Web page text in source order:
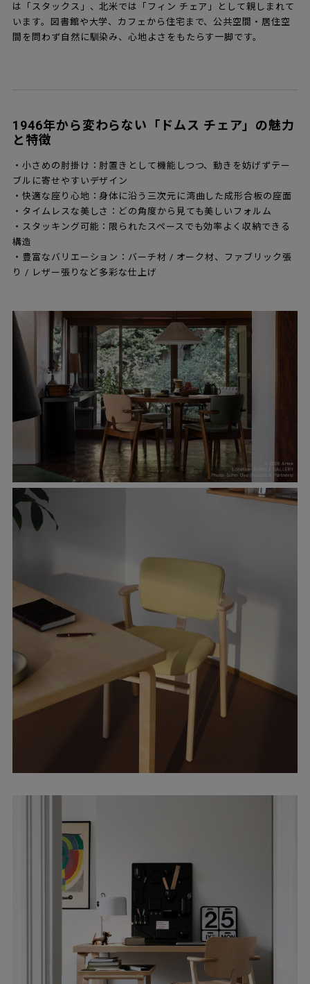
は「スタックス」、北米では「フィン チェア」として親しまれて
います。図書館や大学、カフェから住宅まで、公共空間・居住空
間を問わず自然に馴染み、心地よさをもたらす一脚です。
1946年から変わらない「ドムス チェア」の魅力
と特徴
・小さめの肘掛け：肘置きとして機能しつつ、動きを妨げずテー
ブルに寄せやすいデザイン
・快適な座り心地：身体に沿う三次元に湾曲した成形合板の座面
・タイムレスな美しさ：どの角度から見ても美しいフォルム
・スタッキング可能：限られたスペースでも効率よく収納できる
構造
・豊富なバリエーション：バーチ材 / オーク材、ファブリック張
り / レザー張りなど多彩な仕上げ